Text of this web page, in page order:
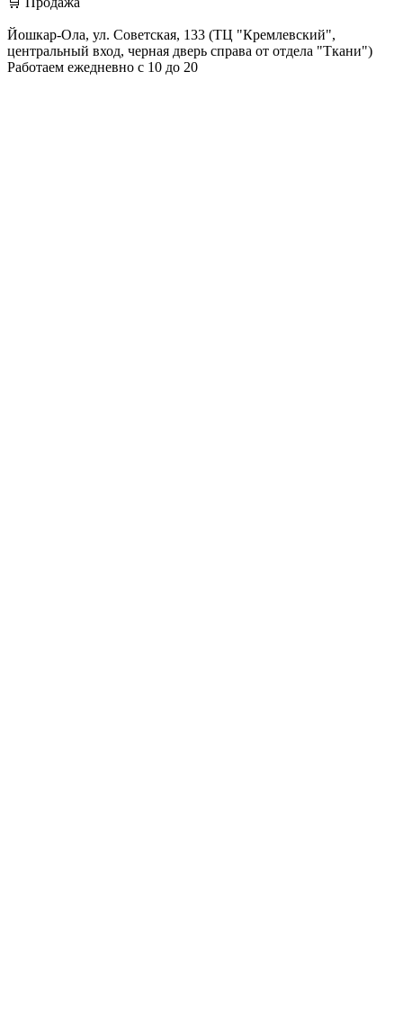
Йошкар-Ола, ул. Советская, 133 (ТЦ "Кремлевский",
центральный вход, черная дверь справа от отдела "Ткани")
Работаем ежедневно с 10 до 20